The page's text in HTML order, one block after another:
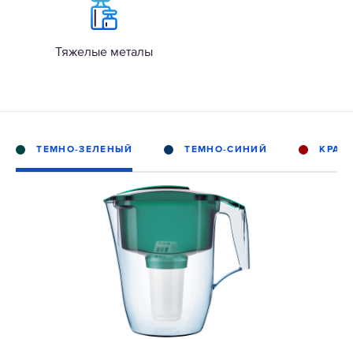
Тяжелые металы
ТЕМНО-ЗЕЛЕНЫЙ ТЕМНО-СИНИЙ